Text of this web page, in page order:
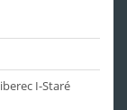
I-Staré